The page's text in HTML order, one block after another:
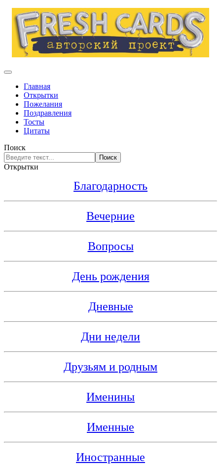
Главная
Открытки
Пожелания
Поздравления
Тосты
Цитаты
Поиск
Поиск
Открытки
Благодарность
Вечерние
Вопросы
День рождения
Дневные
Дни недели
Друзьям и родным
Именины
Именные
Иностранные